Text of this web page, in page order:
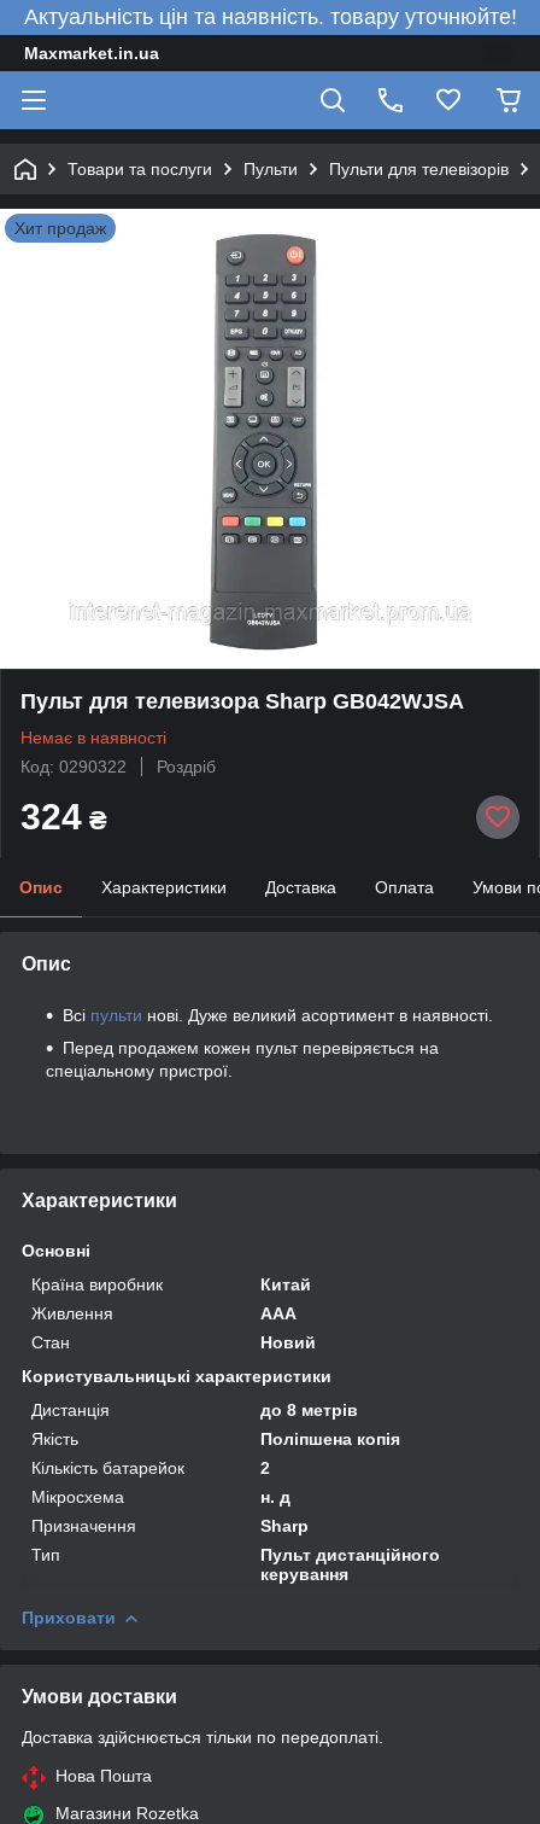
Актуальність цін та наявність. товару уточнюйте!
Maxmarket.in.ua
Товари та послуги Пульти Пульти для телевізорів
Хит продаж
Пульт для телевизора Sharp GB042WJSA
Немає в наявності
Код: 0290322
Роздріб
324 ₴
Опис Характеристики Доставка Оплата Умови
Опис
Всі пульти нові. Дуже великий асортимент в наявності.
Перед продажем кожен пульт перевіряється на
спеціальному пристрої.
Характеристики
Основні
Країна виробник
Китай
Живлення
AAA
Стан
Новий
Користувальницькі характеристики
Дистанція
до 8 метрів
Якість
Поліпшена копія
Кількість батарейок
2
Мікросхема
н. д
Призначення
Sharp
Тип
Пульт дистанційного
керування
Приховати
Умови доставки
Доставка здійснюється тільки по передоплаті.
Нова Пошта
Магазини Rozetka